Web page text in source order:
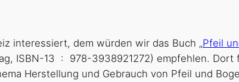
interessiert, dem würden wir das Buch „Pfeil
Dort findet man auf
Herstellung und Gebrauch von Pfeil und